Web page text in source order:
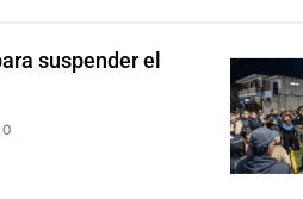
suspender el
0